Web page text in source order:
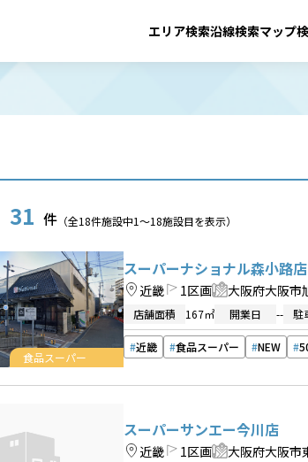
エリア検索沿線検索マップ
31 件 （全18件施設中1〜18施設目を表示）
食品スーパー
スーパーナショナル森小路店
近畿 1区画 大阪府大阪市
店舗面積 167㎡ 開業日 -- 駐
近畿 食品スーパー NEW
スーパーサンエー今川店
近畿 1区画 大阪府大阪市